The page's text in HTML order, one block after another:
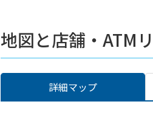
地図と店舗・ATM
詳細マップ